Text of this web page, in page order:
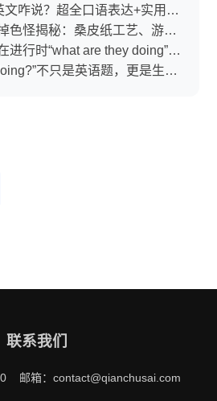
文咋说？超全口语表达+实用场
色怪揭秘：桑皮纸工艺、游戏
析
进行时“what are they doing”超
不只是英语题，更是生活
联系我们
邮箱：contact@qianchusai.com